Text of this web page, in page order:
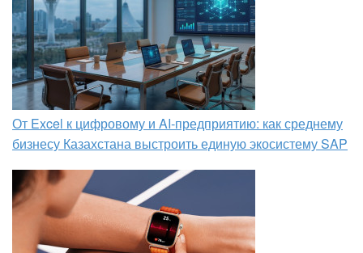
От Excel к цифровому и AI‑предприятию: как среднему
бизнесу Казахстана выстроить единую экосистему SAP